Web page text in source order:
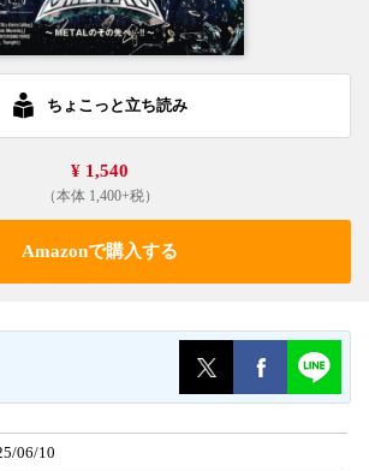
ちょこっと立ち読み
¥ 1,540
（本体 1,400+税）
Amazonで購入する
06/10